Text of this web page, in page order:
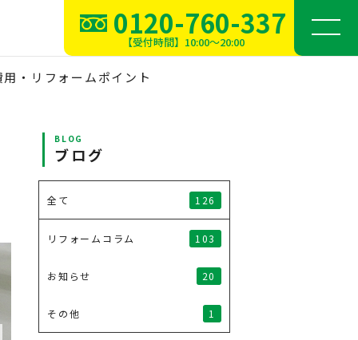
0120-760-337
【受付時間】10:00～20:00
・リフォームポイント
BLOG
ブログ
全て 126
リフォームコラム 103
お知らせ 20
その他 1